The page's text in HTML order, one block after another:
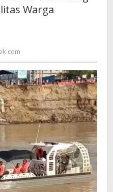
di
Mobilitas
Warga
Pascabencana
Warga